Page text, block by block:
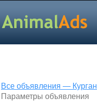
Все объявления — Курган
Параметры объявления